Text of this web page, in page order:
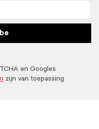
en Googles
zijn van toepassing